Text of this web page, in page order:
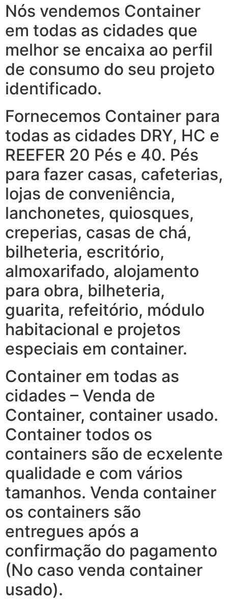
Nós vendemos Container
em todas as cidades que
melhor se encaixa ao perfil
de consumo do seu projeto
identificado.
Fornecemos Container para
todas as cidades DRY, HC e
REEFER 20 Pés e 40. Pés
para fazer casas, cafeterias,
lojas de conveniência,
lanchonetes, quiosques,
creperias, casas de chá,
bilheteria, escritório,
almoxarifado, alojamento
para obra, bilheteria,
guarita, refeitório, módulo
habitacional e projetos
especiais em container.
Container em todas as
cidades – Venda de
Container, container usado.
Container todos os
containers são de ecxelente
qualidade e com vários
tamanhos. Venda container
os containers são
entregues após a
confirmação do pagamento
(No caso venda container
usado).